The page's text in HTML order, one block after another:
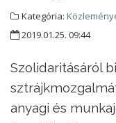
Kategória:
2019.01.25. 09:44
Szolidaritásáról
anyagi és